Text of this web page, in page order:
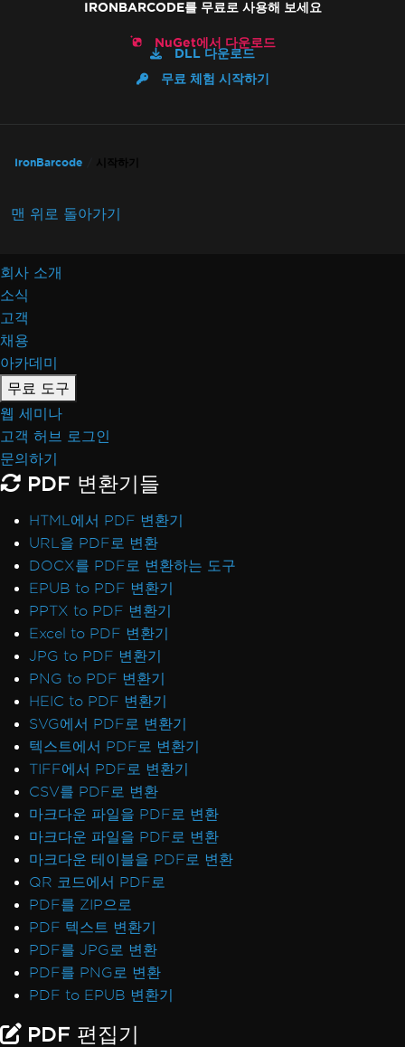
IRONBARCODE를 무료로 사용해 보세요
NuGet에서 다운로드
DLL 다운로드
무료 체험 시작하기
IronBarcode 시작하기
맨 위로 돌아가기
회사 소개
소식
고객
채용
아카데미
무료 도구
웹 세미나
고객 허브 로그인
문의하기
PDF 변환기들
HTML에서 PDF 변환기
URL을 PDF로 변환
DOCX를 PDF로 변환하는 도구
EPUB to PDF 변환기
PPTX to PDF 변환기
Excel to PDF 변환기
JPG to PDF 변환기
PNG to PDF 변환기
HEIC to PDF 변환기
SVG에서 PDF로 변환기
텍스트에서 PDF로 변환기
TIFF에서 PDF로 변환기
CSV를 PDF로 변환
마크다운 파일을 PDF로 변환
마크다운 파일을 PDF로 변환
마크다운 테이블을 PDF로 변환
QR 코드에서 PDF로
PDF를 ZIP으로
PDF 텍스트 변환기
PDF를 JPG로 변환
PDF를 PNG로 변환
PDF to EPUB 변환기
PDF 편집기